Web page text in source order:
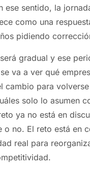
ese sentido, la
como una
pidiendo
gradual y ese
va a ver qué
cambio para
solo lo asumen
ya no está en
o no. El reto está en
real para